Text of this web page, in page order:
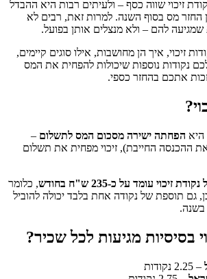
זיכוי שווה כסף – ולעיתים רבות היא ההבדל
החזר מס בסוף השנה. למרות זאת, רבים לא
שמגיעה להם – ולא מנצלים אותן בפועל.
זיכוי, איך הן מחושבות, אילו סוגים קיימים,
נקודות נוספות שיכולות להפחית את המס
אתכם בהחזר כספי.
היא הפחתה ישירה מסכום המס לתשלום –
ההכנסה החייבת), זיכוי מפחית את תשלום
זיכוי עומד על כ-235 ש"ח בחודש
, כלומר
גם תוספת של נקודה אחת בלבד יכולה להוביל
בשנה.
בסיסיות מגיעות לכל שכיר?
– 2.25 נקודות